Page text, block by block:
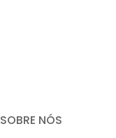
SOBRE NÓS